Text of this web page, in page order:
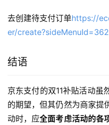
去创建待支付订单https://
er/
结语
京东支付的双11补贴活动虽
的期望，但其仍然为商家提
动时，应全面考虑活动的各